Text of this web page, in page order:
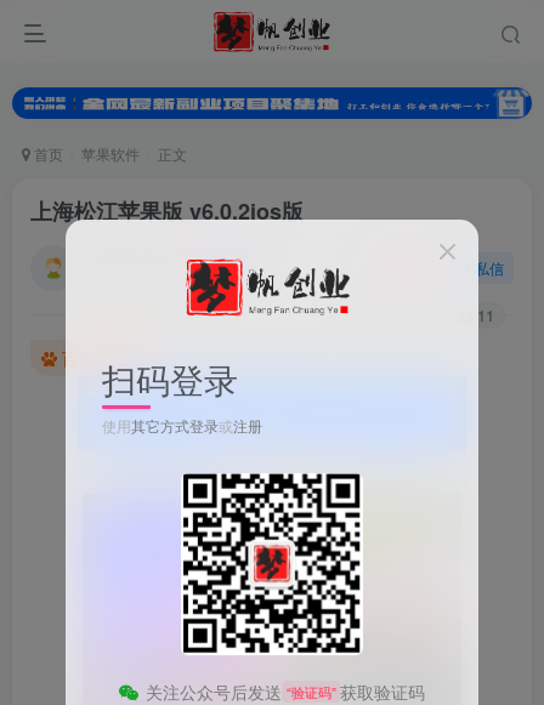
首页 苹果软件 正文
上海松江苹果版 v6.0.2ios版
私信
11
百度已收录扫码登录
使用其它方式登录或注册
关注公众号后发送 “验证码” 获取验证码